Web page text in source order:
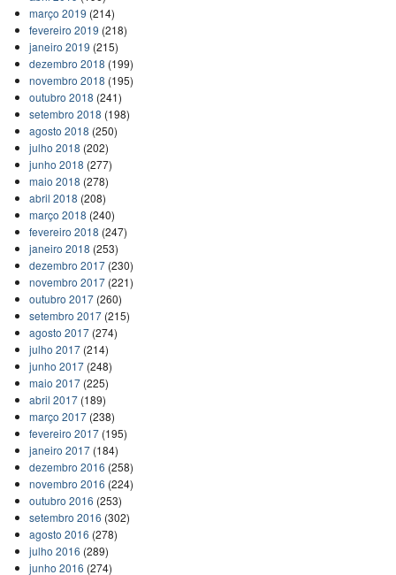
março 2019 (214)
fevereiro 2019 (218)
janeiro 2019 (215)
dezembro 2018 (199)
novembro 2018 (195)
outubro 2018 (241)
setembro 2018 (198)
agosto 2018 (250)
julho 2018 (202)
junho 2018 (277)
maio 2018 (278)
abril 2018 (208)
março 2018 (240)
fevereiro 2018 (247)
janeiro 2018 (253)
dezembro 2017(230)
novembro 2017(221)
outubro 2017(260)
setembro 2017(215)
agosto 2017(274)
julho 2017(214)
junho 2017(248)
maio 2017(225)
abril 2017(189)
março 2017(238)
fevereiro 2017(195)
janeiro 2017(184)
dezembro 2016 (258)
novembro 2016 (224)
outubro 2016 (253)
setembro 2016 (302)
agosto 2016 (278)
julho 2016 (289)
junho 2016 (274)